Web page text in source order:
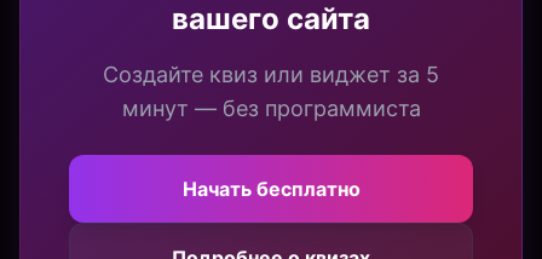
вашего сайта
Создайте квиз или виджет за 5
минут — без программиста
Начать бесплатно